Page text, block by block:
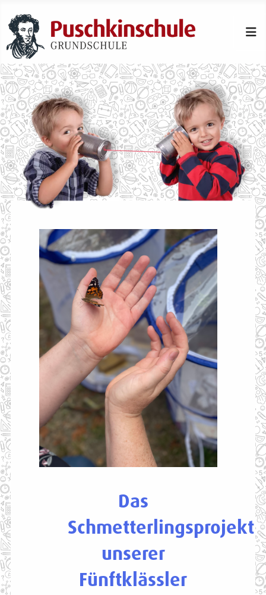
Das
Schmetterlingsprojekt
unserer
Fünftklässler